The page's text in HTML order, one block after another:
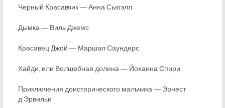
Черный Красавчик ― Анна Сьюэлл
Дымка ― Виль Джемс
Красавец Джой ― Маршал Саундерс
Хайди, или Волшебная долина ― Йоханна Спири
Приключения доисторического мальчика ― Эрнест
д’Эрвильи